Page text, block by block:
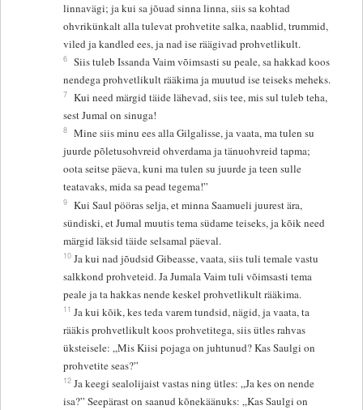
linnavägi; ja kui sa jõuad sinna linna, siis sa kohtad
ohvrikünkalt alla tulevat prohvetite salka, naablid, trummid,
viled ja kandled ees, ja nad ise räägivad prohvetlikult.
6 Siis tuleb Issanda Vaim võimsasti su peale, sa hakkad koos
nendega prohvetlikult rääkima ja muutud ise teiseks meheks.
7 Kui need märgid täide lähevad, siis tee, mis sul tuleb teha,
sest Jumal on sinuga!
8 Mine siis minu ees alla Gilgalisse, ja vaata, ma tulen su
juurde põletusohvreid ohverdama ja tänuohvreid tapma;
oota seitse päeva, kuni ma tulen su juurde ja teen sulle
teatavaks, mida sa pead tegema!”
9 Kui Saul pööras selja, et minna Saamueli juurest ära,
sündiski, et Jumal muutis tema südame teiseks, ja kõik need
märgid läksid täide selsamal päeval.
10 Ja kui nad jõudsid Gibeasse, vaata, siis tuli temale vastu
salkkond prohveteid. Ja Jumala Vaim tuli võimsasti tema
peale ja ta hakkas nende keskel prohvetlikult rääkima.
11 Ja kui kõik, kes teda varem tundsid, nägid, ja vaata, ta
rääkis prohvetlikult koos prohvetitega, siis ütles rahvas
üksteisele: „Mis Kiisi pojaga on juhtunud? Kas Saulgi on
prohvetite seas?”
12 Ja keegi sealolijaist vastas ning ütles: „Ja kes on nende
isa?” Seepärast on saanud kõnekäänuks: „Kas Saulgi on